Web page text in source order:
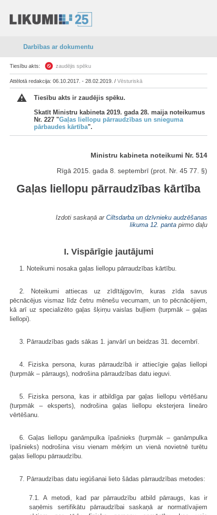
Darbības ar dokumentu
Tiesību akts: zaudējis spēku
Attēlotā redakcija: 06.10.2017. - 28.02.2019. / Vēsturiskā
Tiesību akts ir zaudējis spēku.
Skatīt Ministru kabineta 2019. gada 28. maija noteikumus
Nr. 227 "Gaļas liellopu pārraudzības un snieguma
pārbaudes kārtība".
Ministru kabineta noteikumi Nr. 514
Rīgā 2015. gada 8. septembrī (prot. Nr. 45 77. §)
Gaļas liellopu pārraudzības kārtība
Izdoti saskaņā ar Ciltsdarba un dzīvnieku audzēšanas
likuma 12. panta pirmo daļu
I. Vispārīgie jautājumi
1. Noteikumi nosaka gaļas liellopu pārraudzības kārtību.
2. Noteikumi attiecas uz zīdītājgovīm, kuras zīda savus
pēcnācējus vismaz līdz četru mēnešu vecumam, un to pēcnācējiem,
kā arī uz specializēto gaļas šķirņu vaislas buļļiem (turpmāk – gaļas
liellopi).
3. Pārraudzības gads sākas 1. janvārī un beidzas 31. decembrī.
4. Fiziska persona, kuras pārraudzībā ir attiecīgie gaļas liellopi
(turpmāk – pārraugs), nodrošina pārraudzības datu ieguvi.
5. Fiziska persona, kas ir atbildīga par gaļas liellopu vērtēšanu
(turpmāk – eksperts), nodrošina gaļas liellopu eksterjera lineāro
vērtēšanu.
6. Gaļas liellopu ganāmpulka īpašnieks (turpmāk – ganāmpulka
īpašnieks) nodrošina visu vienam mērķim un vienā novietnē turētu
gaļas liellopu pārraudzību.
7. Pārraudzības datu iegūšanai lieto šādas pārraudzības metodes:
7.1. A metodi, kad par pārraudzību atbild pārraugs, kas ir
saņēmis sertifikātu pārraudzībai saskaņā ar normatīvajiem